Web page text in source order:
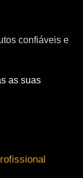
confiáveis e
as suas